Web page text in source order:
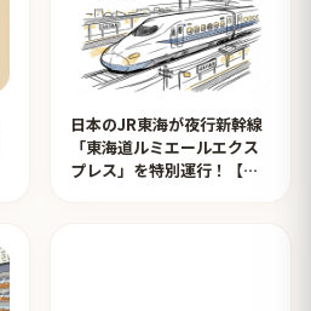
日本のJR東海が夜行新幹線
「東海道ルミエールエクス
プレス」を特別運行！【タ